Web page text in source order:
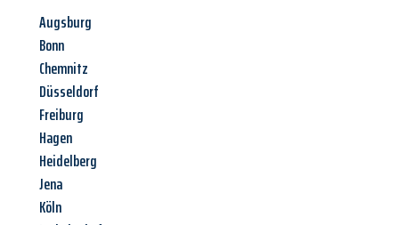
Augsburg
Bonn
Chemnitz
Düsseldorf
Freiburg
Hagen
Heidelberg
Jena
Köln